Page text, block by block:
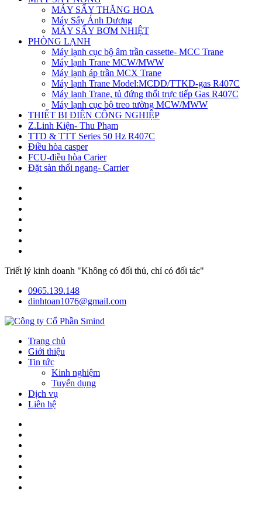
MÁY SẤY THĂNG HOA
Máy Sấy Ánh Dương
MÁY SẤY BƠM NHIỆT
PHÒNG LẠNH
Máy lạnh cục bộ âm trần cassette- MCC Trane
Máy lạnh Trane MCW/MWW
Máy lạnh áp trần MCX Trane
Máy lạnh Trane Model:MCDD/TTKD-gas R407C
Máy lạnh Trane, tủ đứng thổi trực tiếp Gas R407C
Máy lạnh cục bộ treo tường MCW/MWW
THIẾT BỊ ĐIỆN CÔNG NGHIỆP
Z.Linh Kiện- Thu Phạm
TTD & TTT Series 50 Hz R407C
Điều hòa casper
FCU-điều hòa Carier
Đặt sàn thổi ngang- Carrier
Triết lý kinh doanh "Không có đối thủ, chỉ có đối tác"
0965.139.148
dinhtoan1076@gmail.com
Trang chủ
Giới thiệu
Tin tức
Kinh nghiệm
Tuyển dụng
Dịch vụ
Liên hệ